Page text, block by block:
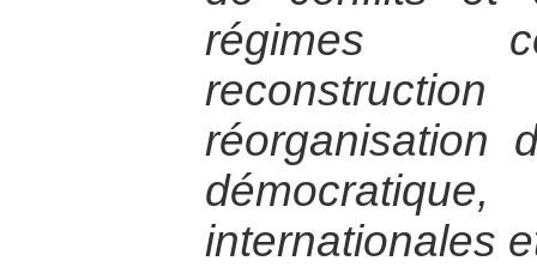
régimes
réorganisation
internationales